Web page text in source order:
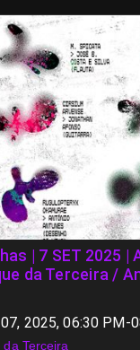
| 7 SET 2025
da Terceira /
2025, 06:30 PM-
Terceira